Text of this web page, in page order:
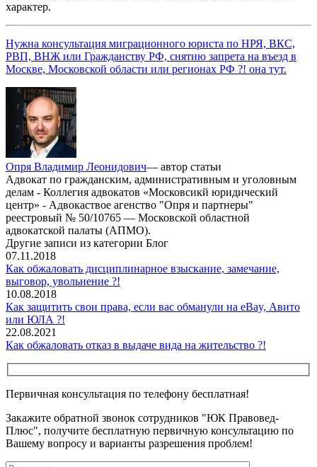
характер.
Нужна консультация миграционного юриста по НРЯ, ВКС,
РВП, ВНЖ или Гражданству РФ, снятию запрета на въезд в
Москве, Московской области или регионах РФ ?! она тут.
Опря Владимир Леонидович— автор статьи
Адвокат по гражданским, административным и уголовным
делам - Коллегия адвокатов «Московсикй юридический
центр» - Адвокаствое агенство "Опря и партнеры"
реестровый № 50/10765 — Московской областной
адвокатской палаты (АПМО).
Другие записи из категории Блог
07.11.2018
Как обжаловать дисциплинарное взыскание, замечание,
выговор, увольнение ?!
10.08.2018
Как защитить свои права, если вас обманули на eBay, Авито
или ЮЛА ?!
22.08.2021
Как обжаловать отказ в выдаче вида на жительство ?!
Первичная консультация по телефону бесплатная!
Закажите обратной звонок сотрудников "ЮК Правовед-
Плюс", получите бесплатную первичную консультацию по
Вашему вопросу и варианты разрешения проблем!